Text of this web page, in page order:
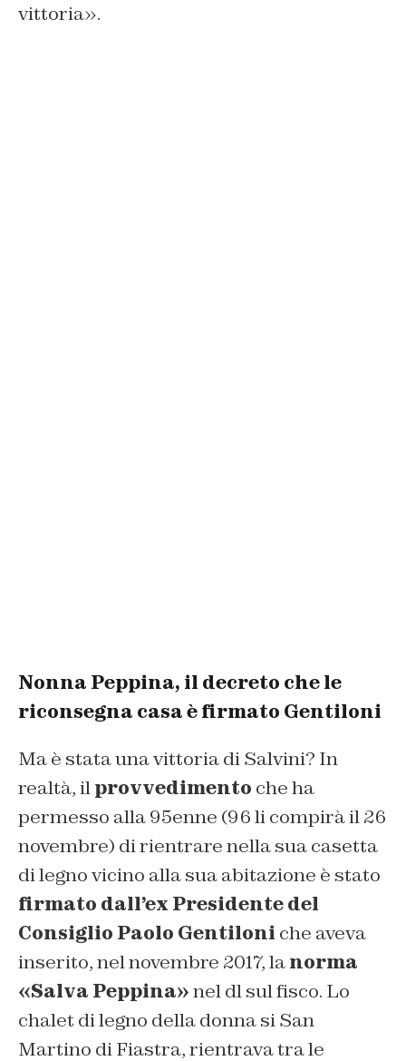
vittoria».
Nonna Peppina, il decreto che le
riconsegna casa è firmato Gentiloni
Ma è stata una vittoria di Salvini? In
realtà, ilprovvedimento che ha
permesso alla 95enne (96 li compirà il 26
novembre) di rientrare nella sua casetta
di legno vicino alla sua abitazione è stato
firmato dall’ex Presidente del
Consiglio Paolo Gentiloni che aveva
inserito, nel novembre 2017, lanorma
«Salva Peppina»nel dl sul fisco. Lo
chalet di legno della donna si San
Martino di Fiastra, rientrava tra le